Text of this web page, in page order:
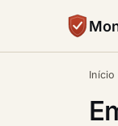
Início